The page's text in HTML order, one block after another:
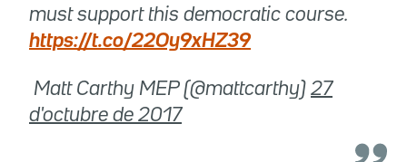
must support this democratic course.
https://t.co/22Oy9xHZ39
 Matt Carthy MEP (@mattcarthy) 27
d'octubre de 2017